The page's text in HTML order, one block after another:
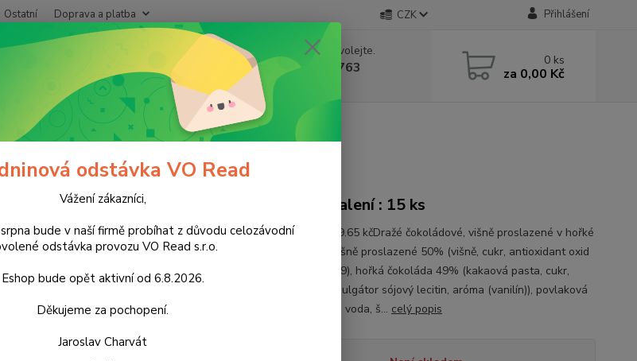
Ostatní Doprava a platba CZK Přihlášení
Nevíte si rady? Zavolejte.
+420 602 388 763
Po - Pá 8 - 14h
0 ks
za 0,00 Kč
Ovoce Dr.Ensa Maliny v bílé čokoládě 80g
v bílé čokoládě 80g
Kartonové balení : 15 ks
cena za 1 kg je 789.65 kčDražé čokoládové, višně proslazené v hořké
čokoláděSložení :višně proslazené 50% (višně, cukr, antioxidant oxid
siřičitý, barvivo E129), hořká čokoláda 49% (kakaová pasta, cukr,
kakaové máslo, emulgátor sójový lecitin, aróma (vanilín)), povlaková
látka (etanol, pitná voda, š... celý popis
odstávka VO Read
Vážení zákazníci,
bude v naší firmě probíhat z důvodu celozávodní
odstávka provozu VO Read s.r.o.
Eshop bude opět aktivní od 6.8.2026.
Děkujeme za pochopení.
Jaroslav Charvát